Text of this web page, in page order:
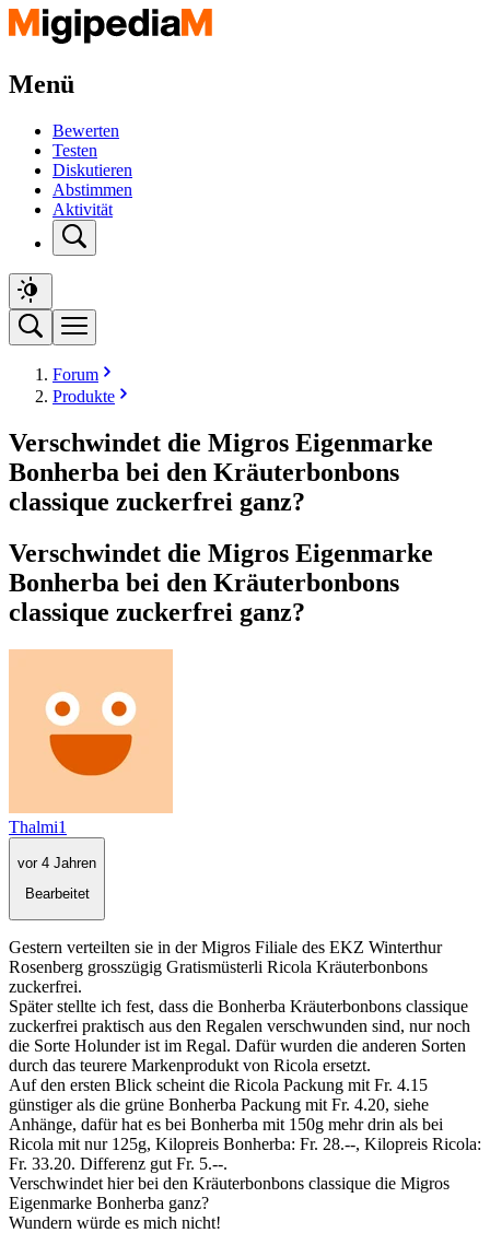
Menü
Bewerten
Testen
Diskutieren
Abstimmen
Aktivität
Forum
Produkte
Verschwindet die Migros Eigenmarke
Bonherba bei den Kräuterbonbons
classique zuckerfrei ganz?
Verschwindet die Migros Eigenmarke
Bonherba bei den Kräuterbonbons
classique zuckerfrei ganz?
Thalmi1
vor 4 Jahren
Bearbeitet
Gestern verteilten sie in der Migros Filiale des EKZ Winterthur
Rosenberg grosszügig Gratismüsterli Ricola Kräuterbonbons
zuckerfrei.
Später stellte ich fest, dass die Bonherba Kräuterbonbons classique
zuckerfrei praktisch aus den Regalen verschwunden sind, nur noch
die Sorte Holunder ist im Regal. Dafür wurden die anderen Sorten
durch das teurere Markenprodukt von Ricola ersetzt.
Auf den ersten Blick scheint die Ricola Packung mit Fr. 4.15
günstiger als die grüne Bonherba Packung mit Fr. 4.20, siehe
Anhänge, dafür hat es bei Bonherba mit 150g mehr drin als bei
Ricola mit nur 125g, Kilopreis Bonherba: Fr. 28.--, Kilopreis Ricola:
Fr. 33.20. Differenz gut Fr. 5.--.
Verschwindet hier bei den Kräuterbonbons classique die Migros
Eigenmarke Bonherba ganz?
Wundern würde es mich nicht!